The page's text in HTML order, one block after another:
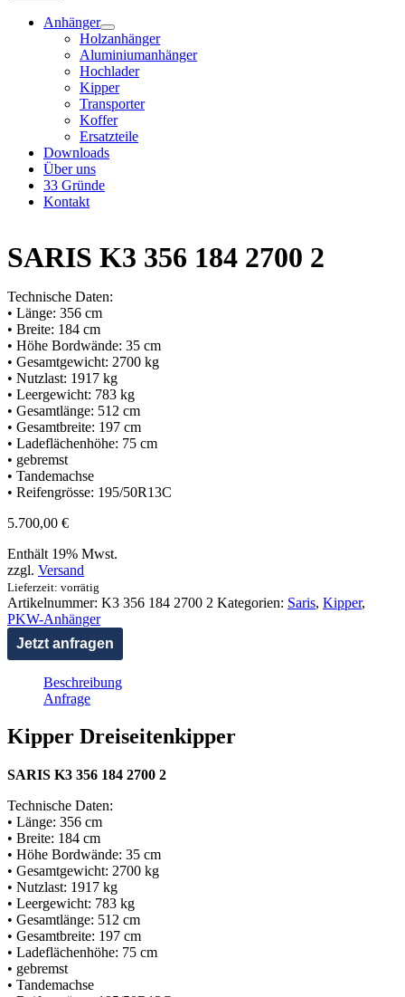
Anhänger
Holzanhänger
Aluminiumanhänger
Hochlader
Kipper
Transporter
Koffer
Ersatzteile
Downloads
Über uns
33 Gründe
Kontakt
SARIS K3 356 184 2700 2
Technische Daten:
• Länge: 356 cm
• Breite: 184 cm
• Höhe Bordwände: 35 cm
• Gesamtgewicht: 2700 kg
• Nutzlast: 1917 kg
• Leergewicht: 783 kg
• Gesamtlänge: 512 cm
• Gesamtbreite: 197 cm
• Ladeflächenhöhe: 75 cm
• gebremst
• Tandemachse
• Reifengrösse: 195/50R13C
5.700,00 €
Enthält 19% Mwst.
zzgl. Versand
Lieferzeit: vorrätig
Artikelnummer: K3 356 184 2700 2 Kategorien: Saris, Kipper,
PKW-Anhänger
Jetzt anfragen
Beschreibung
Anfrage
Kipper Dreiseitenkipper
SARIS K3 356 184 2700 2
Technische Daten:
• Länge: 356 cm
• Breite: 184 cm
• Höhe Bordwände: 35 cm
• Gesamtgewicht: 2700 kg
• Nutzlast: 1917 kg
• Leergewicht: 783 kg
• Gesamtlänge: 512 cm
• Gesamtbreite: 197 cm
• Ladeflächenhöhe: 75 cm
• gebremst
• Tandemachse